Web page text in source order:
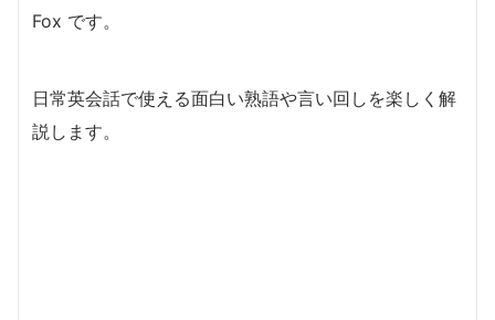
Fox です。
日常英会話で使える面白い熟語や言い回しを楽しく解
説します。